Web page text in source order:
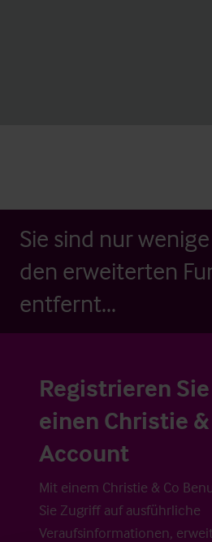
Sie sind nur
den erweiterten
entfernt...
Registrieren
einen Christie &
Account
Mit einem Christie & Co
Sie Zugriff auf ausführliche
Veraufsinformationen,